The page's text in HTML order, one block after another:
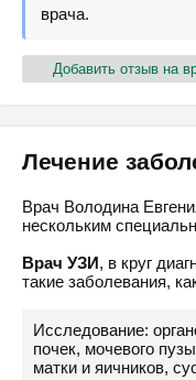
врача.
Добавить отзыв на
Лечение
Врач Володина
нескольким
Врач УЗИ, в круг
такие заболевания,
Исследование:
почек, мочевого
матки и яичников,